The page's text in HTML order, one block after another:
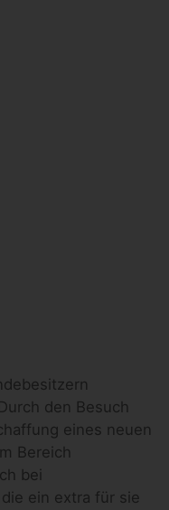
den Besuch
eines neuen
Bereich
bei
die ein extra für sie